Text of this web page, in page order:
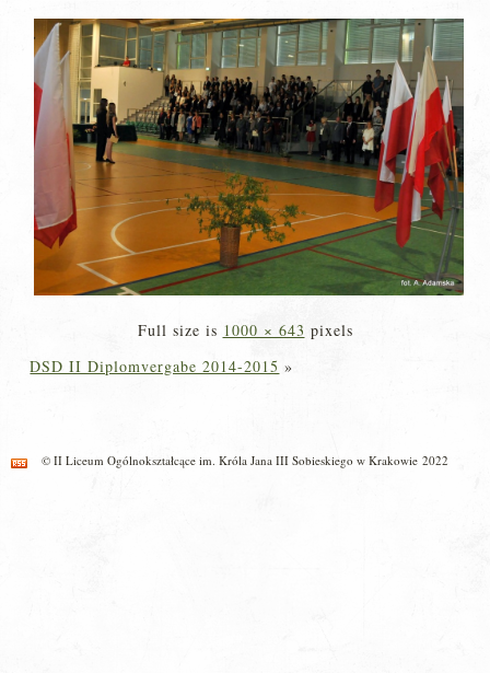
Full size is 1000 × 643 pixels
DSD II Diplomvergabe 2014-2015 »
© II Liceum Ogólnokształcące im. Króla Jana III Sobieskiego w Krakowie 2022